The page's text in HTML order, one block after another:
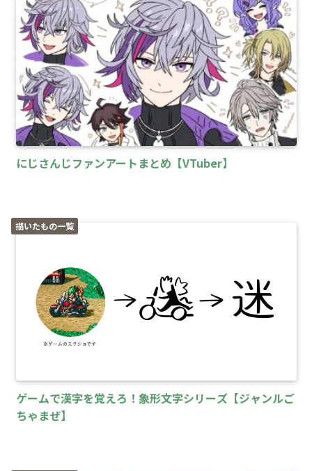
にじさんじファンアートまとめ【VTuber】
描いたもの一覧
ゲームで漢字を覚えろ！象形文字シリーズ【ジャンルご
ちゃまぜ】